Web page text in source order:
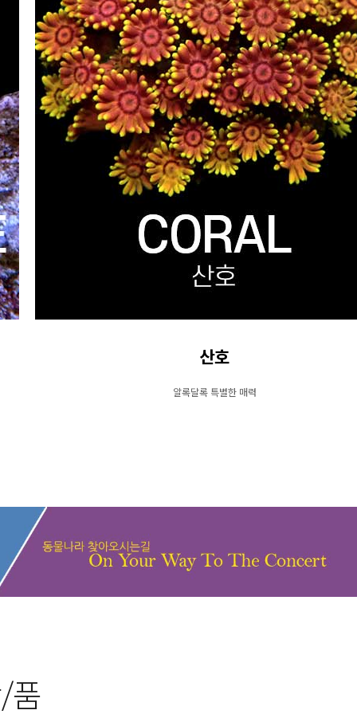
산호
알록달록 특별한 매력
품